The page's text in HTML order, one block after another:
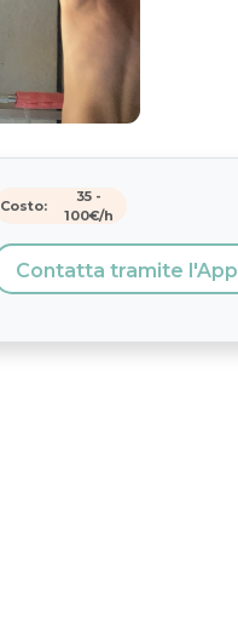
Costo:
35-
100€/h
Contatta tramite l'App